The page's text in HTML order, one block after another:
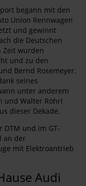
begann mit den
Union Rennwagen
und gewinnt
die Deutschen
Zeit wurden
und zu den
Bernd Rosemeyer.
seines
unter anderem
und Walter Röhrl
dieser Dekade.
DTM und im GT-
an der
mit Elektroantrieb
Audi